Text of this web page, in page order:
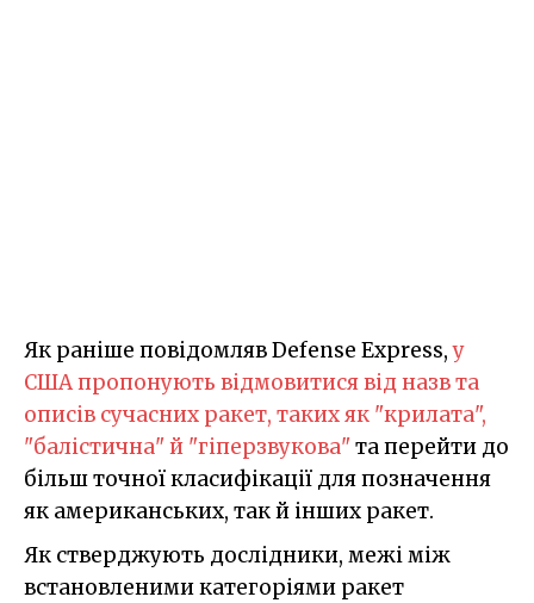
Як раніше повідомляв Defense Express,у
США пропонують відмовитися від назв та
описів сучасних ракет, таких як "крилата",
"балістична" й "гіперзвукова"та перейти до
більш точної класифікації для позначення
як американських, так й інших ракет.
Як стверджують дослідники, межі між
встановленими категоріями ракет